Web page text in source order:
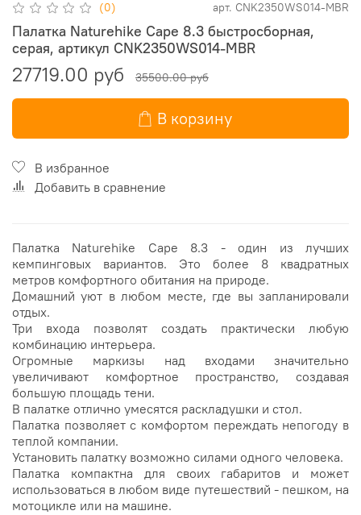
(0) арт. CNK2350WS014-MBR
Палатка Naturehike Cape 8.3 быстросборная,
серая, артикул CNK2350WS014-MBR
27719.00 руб 35500.00 руб
В корзину
В избранное
Добавить в сравнение
Палатка Naturehike Cape 8.3 - один из лучших
кемпинговых вариантов. Это более 8 квадратных
метров комфортного обитания на природе.
Домашний уют в любом месте, где вы запланировали
отдых.
Три входа позволят создать практически любую
комбинацию интерьера.
Огромные маркизы над входами значительно
увеличивают комфортное пространство, создавая
большую площадь тени.
В палатке отлично умесятся раскладушки и стол.
Палатка позволяет с комфортом переждать непогоду в
теплой компании.
Установить палатку возможно силами одного человека.
Палатка компактна для своих габаритов и может
использоваться в любом виде путешествий - пешком, на
мотоцикле или на машине.